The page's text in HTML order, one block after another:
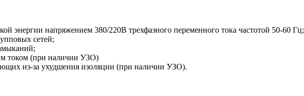
энергии напряжением 380/220В трехфазного переменного тока частотой 50-60 Гц;
сетей;
током (при наличии УЗО)
из-за ухудшения изоляции (при наличии УЗО).